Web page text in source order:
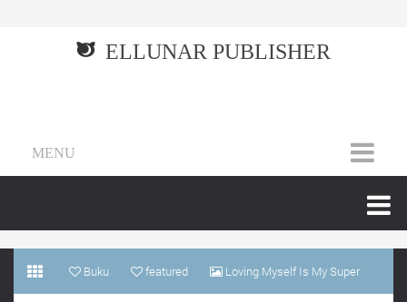
ELLUNAR PUBLISHER
MENU
Buku featured Loving Myself Is My Super